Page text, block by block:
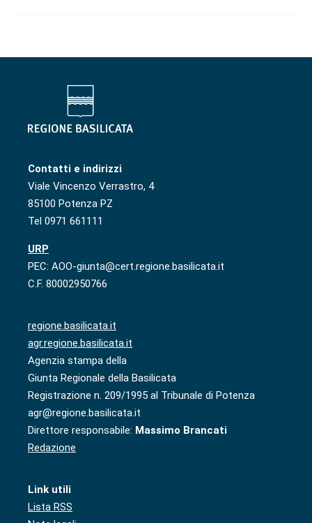
Contatti e indirizzi
Viale Vincenzo Verrastro, 4
85100 Potenza PZ
Tel 0971 661111
URP
PEC: AOO-giunta@cert.regione.basilicata.it
C.F. 80002950766
regione.basilicata.it
agr.regione.basilicata.it
Agenzia stampa della
Giunta Regionale della Basilicata
Registrazione n. 209/1995 al Tribunale di Potenza
agr@regione.basilicata.it
Direttore responsabile: Massimo Brancati
Redazione
Link utili
Lista RSS